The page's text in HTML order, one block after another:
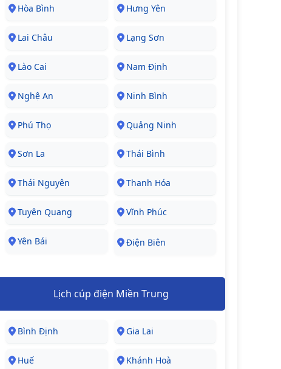
Hòa Bình Hưng Yên
Lai Châu Lạng Sơn
Lào Cai Nam Định
Nghệ An Ninh Bình
Phú Thọ Quảng Ninh
Sơn La Thái Bình
Thái Nguyên Thanh Hóa
Tuyên Quang Vĩnh Phúc
Yên Bái Điện Biên
Lịch cúp điện Miền Trung
Bình Định Gia Lai
Huế Khánh Hoà